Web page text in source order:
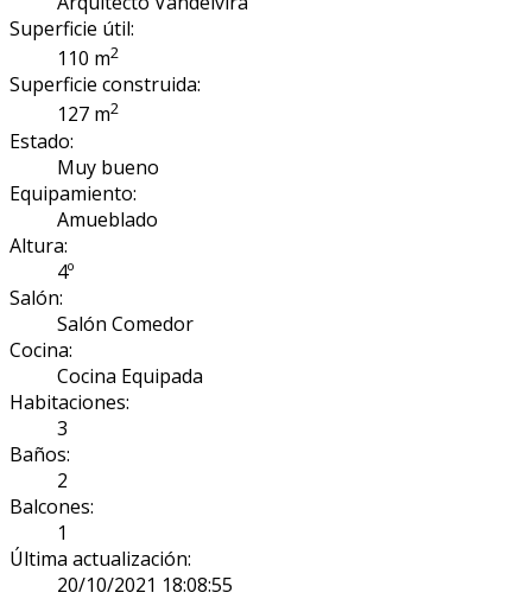
Superficie útil:
110 m2
Superficie construida:
127 m2
Estado:
Muy bueno
Equipamiento:
Amueblado
Altura:
4º
Salón:
Salón Comedor
Cocina:
Cocina Equipada
Habitaciones:
3
Baños:
2
Balcones:
1
Última actualización:
20/10/2021 18:08:55